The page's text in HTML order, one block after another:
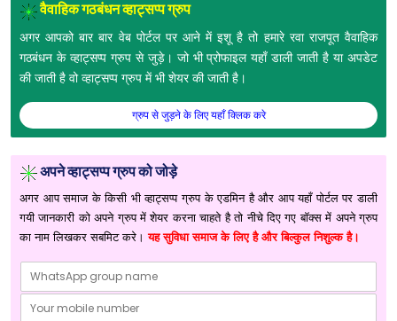
वैवाहिक गठबंधन व्हाट्सप्प ग्रुप
अगर आपको बार बार वेब पोर्टल पर आने में इशू है तो हमारे रवा राजपूत वैवाहिक
गठबंधन के व्हाट्सप्प ग्रुप से जुड़े। जो भी प्रोफाइल यहाँ डाली जाती है या अपडेट
की जाती है वो व्हाट्सप्प ग्रुप में भी शेयर की जाती है।
ग्रुप से जुड़ने के लिए यहाँ क्लिक करे
अपने व्हाट्सप्प ग्रुप को जोड़े
अगर आप समाज के किसी भी व्हाट्सप्प ग्रुप के एडमिन है और आप यहाँ पोर्टल पर डाली
गयी जानकारी को अपने ग्रुप में शेयर करना चाहते है तो नीचे दिए गए बॉक्स में अपने ग्रुप
का नाम लिखकर सबमिट करे।यह सुविधा समाज के लिए है और बिल्कुल निशुल्क है।